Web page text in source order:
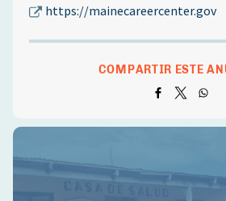
https://mainecareercenter.gov
COMPARTIR ESTE